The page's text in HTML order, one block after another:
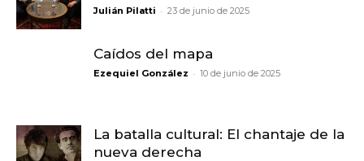
Julián Pilatti - 23 de junio de 2025
Caídos del mapa
Ezequiel González - 10 de junio de 2025
La batalla cultural: El chantaje de la
nueva derecha